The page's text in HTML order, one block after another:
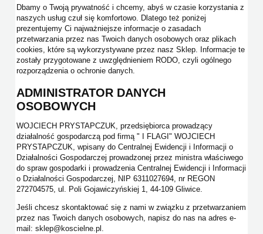
Dbamy o Twoją prywatność i chcemy, abyś w czasie korzystania z
naszych usług czuł się komfortowo. Dlatego też poniżej
prezentujemy Ci najważniejsze informacje o zasadach
przetwarzania przez nas Twoich danych osobowych oraz plikach
cookies, które są wykorzystywane przez nasz Sklep. Informacje te
zostały przygotowane z uwzględnieniem RODO, czyli ogólnego
rozporządzenia o ochronie danych.
ADMINISTRATOR DANYCH
OSOBOWYCH
WOJCIECH PRYSTAPCZUK, przedsiębiorca prowadzący
działalność gospodarczą pod firmą " I FLAGI" WOJCIECH
PRYSTAPCZUK, wpisany do Centralnej Ewidencji i Informacji o
Działalności Gospodarczej prowadzonej przez ministra właściwego
do spraw gospodarki i prowadzenia Centralnej Ewidencji i Informacji
o Działalności Gospodarczej, NIP 6311027694, nr REGON
272704575, ul. Poli Gojawiczyńskiej 1, 44-109 Gliwice.
Jeśli chcesz skontaktować się z nami w związku z przetwarzaniem
przez nas Twoich danych osobowych, napisz do nas na adres e-
mail: sklep@koscielne.pl.